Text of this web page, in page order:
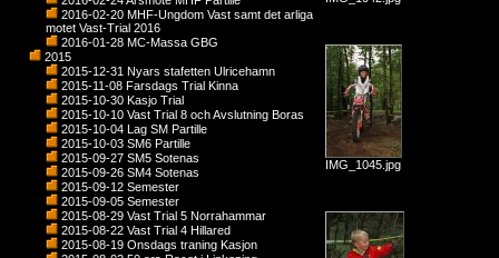
2016-02-20 MHF-Ungdom Vast samt det arliga
motet Vast-Trial 2016
2016-01-28 MC-Massa GBG
2015
2015-12-31 Nyars stafetten Ulricehamn
2015-11-08 Farsdags Trial Kinna
2015-10-30 Kasjo Trial
2015-10-10 Vast Trial 8 och Avslutning Boras
2015-10-04 Lag SM Partille
2015-10-03 SM6 Partille
2015-09-27 SM5 Sotenas
2015-09-26 SM4 Sotenas
2015-09-12 Semester
2015-09-05 Semester
2015-08-29 Vast Trial 5 Norrahammar
2015-08-22 Vast Trial 4 Hillared
2015-08-19 Onsdags traning Kasjon
IMG_1045.jpg